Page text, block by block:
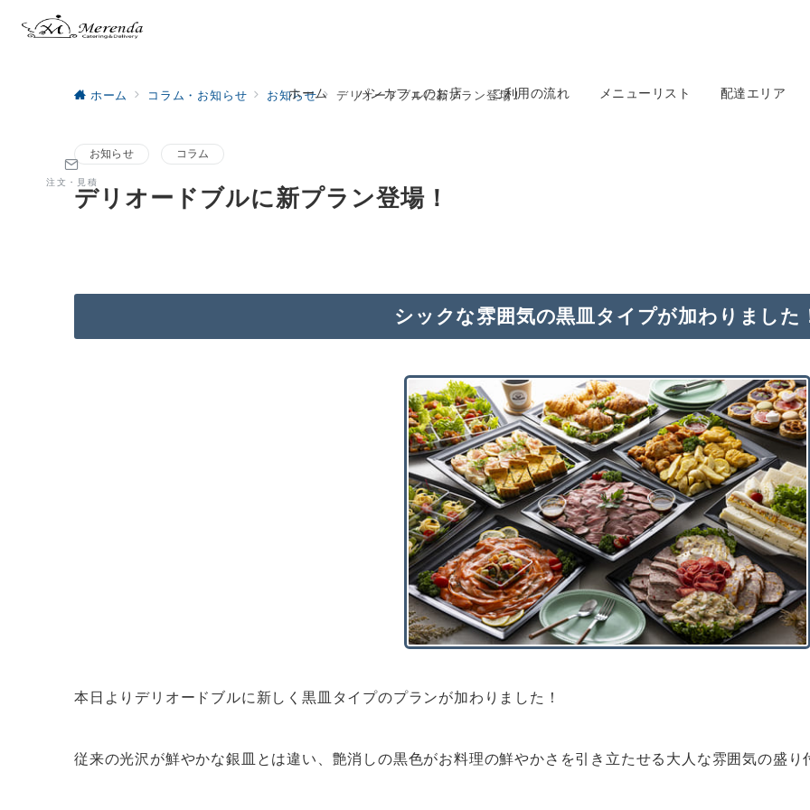
ホーム パンカフェのお店 ご利用の流れ メニューリスト 配達エリア
注文・見積
ホーム コラム・お知らせ お知らせ デリオードブルに新プラン登場！
お知らせ コラム
デリオードブルに新プラン登場！
シックな雰囲気の黒皿タイプが加わりました
本日よりデリオードブルに新しく黒皿タイプのプランが加わりました！
従来の光沢が鮮やかな銀皿とは違い、艶消しの黒色がお料理の鮮やかさを引き立たせる大人な雰囲気の盛り